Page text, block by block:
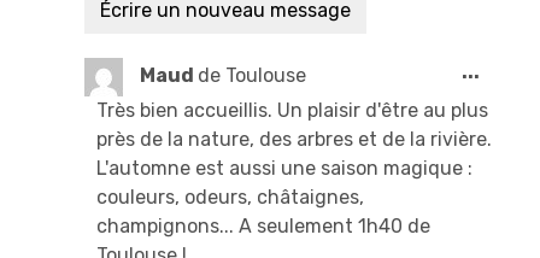
Maud de Toulouse
Très bien accueillis. Un plaisir d'être au plus
près de la nature, des arbres et de la rivière.
L'automne est aussi une saison magique :
couleurs, odeurs, châtaignes,
champignons... A seulement 1h40 de
...